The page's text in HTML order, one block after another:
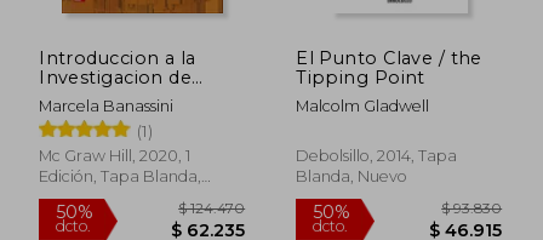
Introduccion a la
Investigacion de
Mercados
Marcela Banassini
(1)
Mc Graw Hill, 2020, 1
Edición, Tapa Blanda,
Nuevo
El Punto Clave / the
Tipping Point
Malcolm Gladwell
Debolsillo, 2014, Tapa
Blanda, Nuevo